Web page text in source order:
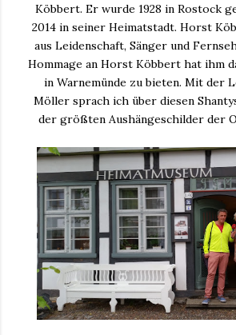
Köbbert. Er wurde 1928 in Rostock
2014 in seiner Heimatstadt. Horst
aus Leidenschaft, Sänger und
Hommage an Horst Köbbert hat ihm
in Warnemünde zu bieten. Mit der
Möller sprach ich über diesen
der größten Aushängeschilder der